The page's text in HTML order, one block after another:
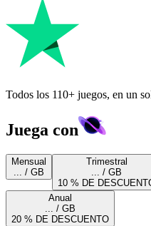
Todos los 110+ juegos, en un
Juega con
Mensual
... / GB
Trimestral
... / GB
10 % DE
Anual
... / GB
20 % DE DESCUENTO